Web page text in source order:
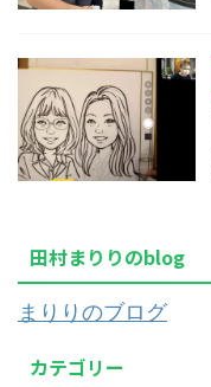
田村まりりのblog
まりりのブログ
カテゴリー